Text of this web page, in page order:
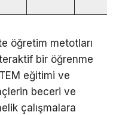
öğretim metotları
bir öğrenme
eğitimi ve
beceri ve
çalışmalara